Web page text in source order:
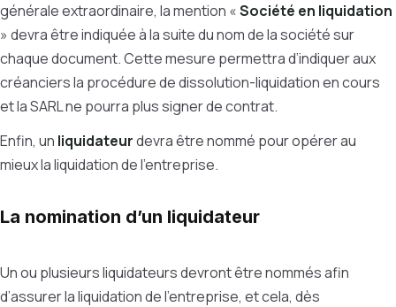
générale extraordinaire, la mention «Société en liquidation
» devra être indiquée à la suite du nom de la société sur
chaque document. Cette mesure permettra d’indiquer aux
créanciers la procédure de dissolution-liquidation en cours
et la SARL ne pourra plus signer de contrat.
Enfin, un liquidateurdevra être nommé pour opérer au
mieux la liquidation de l’entreprise.
La nomination d’un liquidateur
Un ou plusieurs liquidateurs devront être nommés afin
d’assurer la liquidation de l’entreprise, et cela, dès